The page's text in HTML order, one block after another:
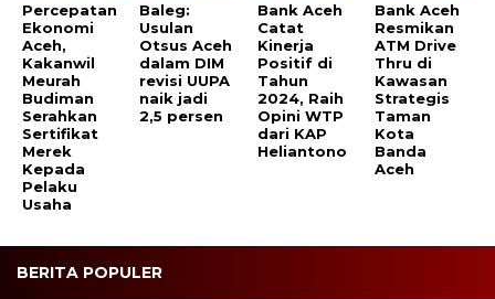
Percepatan
Ekonomi
Aceh,
Kakanwil
Meurah
Budiman
Serahkan
Sertifikat
Merek
Kepada
Pelaku
Usaha
Baleg:
Usulan
Otsus Aceh
dalam DIM
revisi UUPA
naik jadi
2,5 persen
Bank Aceh
Catat
Kinerja
Positif di
Tahun
2024, Raih
Opini WTP
dari KAP
Heliantono
Bank Aceh
Resmikan
ATM Drive
Thru di
Kawasan
Strategis
Taman
Kota
Banda
Aceh
BERITA POPULER